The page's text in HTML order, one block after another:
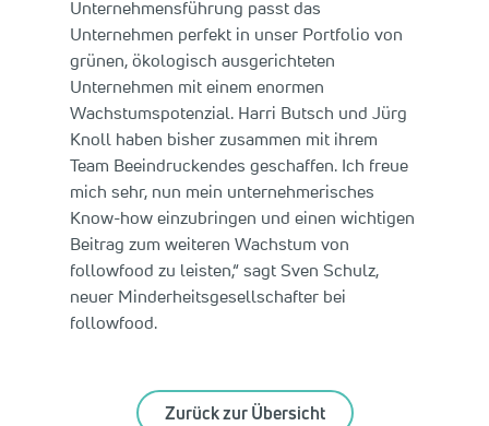
Unternehmensführung passt das
Unternehmen perfekt in unser Portfolio von
grünen, ökologisch ausgerichteten
Unternehmen mit einem enormen
Wachstumspotenzial. Harri Butsch und Jürg
Knoll haben bisher zusammen mit ihrem
Team Beeindruckendes geschaffen. Ich freue
mich sehr, nun mein unternehmerisches
Know-how einzubringen und einen wichtigen
Beitrag zum weiteren Wachstum von
followfood zu leisten,“ sagt Sven Schulz,
neuer Minderheitsgesellschafter bei
followfood.
Zurück zur Übersicht